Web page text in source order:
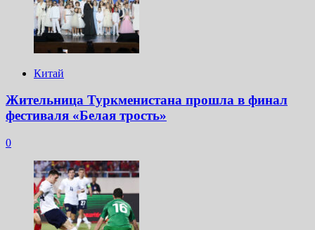
Китай
Жительница Туркменистана прошла в финал
фестиваля «Белая трость»
0